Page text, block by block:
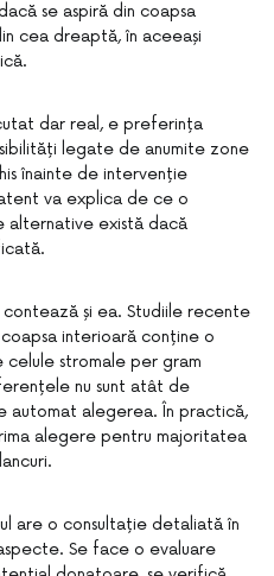
se aspiră din coapsa
cea dreaptă, în aceeași
dar real, e preferința
legate de anumite zone
înainte de intervenție
va explica de ce o
alternative există dacă
și ea. Studiile recente
interioară conține o
celule stromale per gram
nu sunt atât de
automat alegerea. În practică,
alegere pentru majoritatea
are o consultație detaliată în
Se face o evaluare